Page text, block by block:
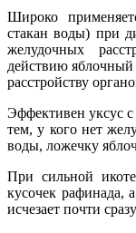
Широко
стакан воды) при
желудочных
действию яблочный
расстройству
Эффективен уксус
тем, у кого нет
воды, ложечку
При сильной
кусочек рафинада,
исчезает почти